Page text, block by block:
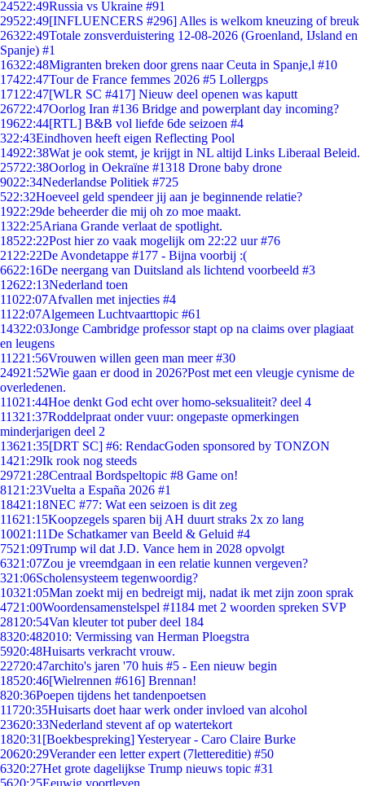
24522:49Russia vs Ukraine #91
29522:49[INFLUENCERS #296] Alles is welkom kneuzing of breuk
26322:49Totale zonsverduistering 12-08-2026 (Groenland, IJsland en
Spanje) #1
16322:48Migranten breken door grens naar Ceuta in Spanje,l #10
17422:47Tour de France femmes 2026 #5 Lollergps
171 22:47[WLR SC #417] Nieuw deel openen was kaputt
26722:47Oorlog Iran #136 Bridge and powerplant day incoming?
19622:44[RTL] B&B vol liefde 6de seizoen #4
322:43Eindhoven heeft eigen Reflecting Pool
14922:38Wat je ook stemt, je krijgt in NL altijd Links Liberaal Beleid.
25722:38Oorlog in Oekraïne #1318 Drone baby drone
9022:34Nederlandse Politiek #725
522:32Hoeveel geld spendeer jij aan je beginnende relatie?
1922:29de beheerder die mij oh zo moe maakt.
1322:25Ariana Grande verlaat de spotlight.
18522:22Post hier zo vaak mogelijk om 22:22 uur #76
21 22:22De Avondetappe #177 - Bijna voorbij :(
6622:16De neergang van Duitsland als lichtend voorbeeld #3
12622:13Nederland toen
11022:07Afvallen met injecties #4
11 22:07Algemeen Luchtvaarttopic #61
14322:03Jonge Cambridge professor stapt op na claims over plagiaat
en leugens
11221:56Vrouwen willen geen man meer #30
24921:52Wie gaan er dood in 2026?Post met een vleugje cynisme de
overledenen.
11021:44Hoe denkt God echt over homo-seksualiteit? deel 4
11321:37Roddelpraat onder vuur: ongepaste opmerkingen
minderjarigen deel 2
13621:35[DRT SC] #6: RendacGoden sponsored by TONZON
1421:29Ik rook nog steeds
29721:28Centraal Bordspeltopic #8 Game on!
81 21:23Vuelta a España 2026 #1
18421:18NEC #77: Wat een seizoen is dit zeg
11621:15Koopzegels sparen bij AH duurt straks 2x zo lang
10021:11De Schatkamer van Beeld & Geluid #4
7521:09Trump wil dat J.D. Vance hem in 2028 opvolgt
6321:07Zou je vreemdgaan in een relatie kunnen vergeven?
321:06Scholensysteem tegenwoordig?
10321:05Man zoekt mij en bedreigt mij, nadat ik met zijn zoon sprak
4721:00Woordensamenstelspel #1184 met 2 woorden spreken SVP
281 20:54Van kleuter tot puber deel 184
8320:482010: Vermissing van Herman Ploegstra
5920:48Huisarts verkracht vrouw.
22720:47archito's jaren '70 huis #5 - Een nieuw begin
18520:46[Wielrennen #616] Brennan!
820:36Poepen tijdens het tandenpoetsen
11720:35Huisarts doet haar werk onder invloed van alcohol
23620:33Nederland stevent af op watertekort
1820:31 [Boekbespreking] Yesteryear - Caro Claire Burke
20620:29Verander een letter expert (7lettereditie) #50
6320:27Het grote dagelijkse Trump nieuws topic #31
5620:25Eeuwig voortleven